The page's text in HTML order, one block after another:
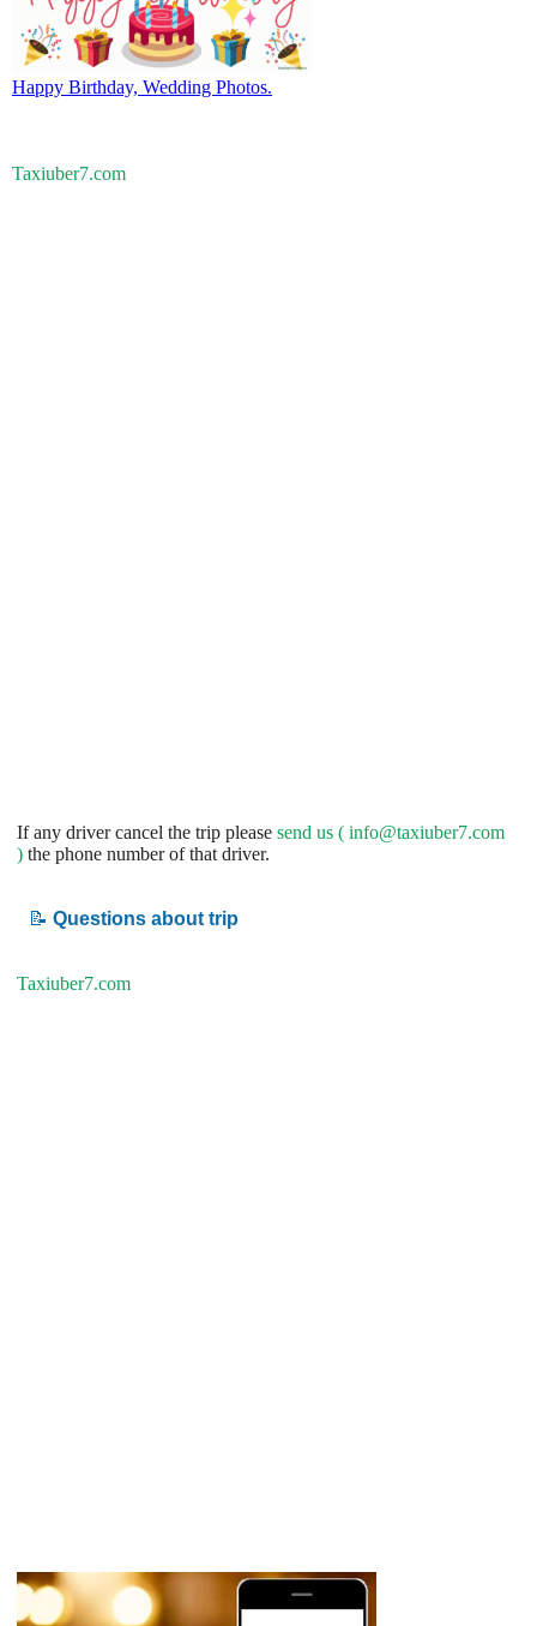
Happy Birthday, Wedding Photos.
Taxiuber7.com
If any driver cancel the trip please send us ( info@taxiuber7.com
) the phone number of that driver.
📝 Questions about trip
Taxiuber7.com